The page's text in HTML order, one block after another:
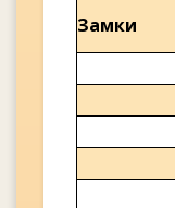
Замки